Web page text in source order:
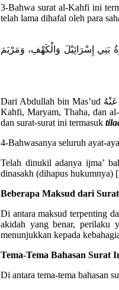
3-Bahwa surat al-Kahfi ini
telah lama dihafal oleh para
إِسْرَائِيْلَ وَالْكَهْفِ، وَمَرْيَمَ
Dari Abdullah bin Mas’ud رَضِيَ اللهُ عَنْهُ bahwa ia mengatakan : surat Bani Israil, al-
Kahfi, Maryam, Thaha, dan
dan surat-surat ini termasuk
4-Bahwasanya seluruh ayat-
Telah dinukil adanya ijma’
dinasakh (dihapus hukumnya)
Beberapa Maksud dari
Di antara maksud terpenting
akidah yang benar, perilaku
menunjukkan kepada
Tema-Tema Bahasan Surat
Di antara tema-tema bahasan